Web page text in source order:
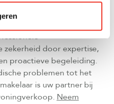
zekerheid door expertise,
proactieve begeleiding.
problemen tot het
is uw partner bij
Neem